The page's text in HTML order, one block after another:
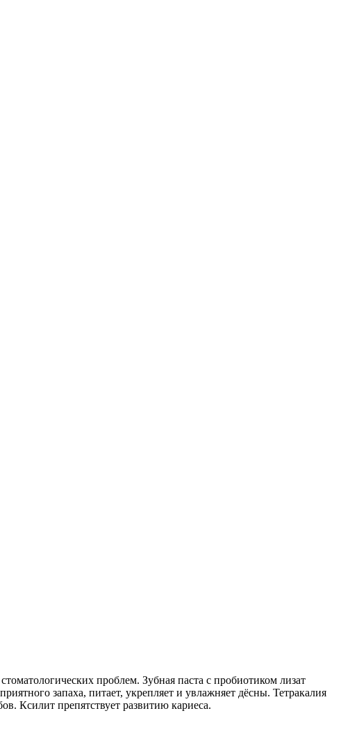
проблем. Зубная паста с пробиотиком лизат
запаха, питает, укрепляет и увлажняет дёсны. Тетракалия
Ксилит препятствует развитию кариеса.